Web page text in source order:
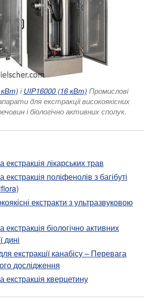
кВт) іUIP16000 (16 кВт) Промислові
для екстракції високоякісних
і біологічно активних сполук.
екстракція лікарських трав
екстракція поліфенолів з багібуті
екстракти з ультразвуковою
екстракція біологічно активних
дині
екстракції канабісу – Перевага
дослідження
екстракція кверцетину